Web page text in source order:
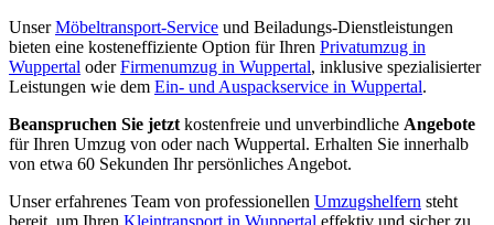
UnserMöbeltransport-Service und Beiladungs-Dienstleistungen
bieten eine kosteneffiziente Option für Ihren Privatumzug in
Wuppertal oderFirmenumzug in Wuppertal, inklusive spezialisierter
Leistungen wie dem Ein- und Auspackservice in Wuppertal.
Beanspruchen Sie jetzt kostenfreie und unverbindliche Angebote
für Ihren Umzug von oder nach Wuppertal. Erhalten Sie innerhalb
von etwa 60 Sekunden Ihr persönliches Angebot.
Unser erfahrenes Team von professionellen Umzugshelfern steht
bereit, um Ihren Kleintransport in Wuppertal effektiv und sicher zu